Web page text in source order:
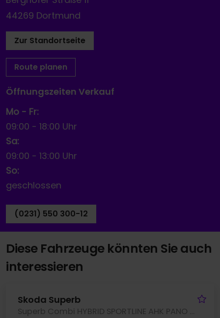
44269 Dortmund
Zur Standortseite
Route planen
Öffnungszeiten Verkauf
Mo - Fr:
09:00 - 18:00 Uhr
Sa:
09:00 - 13:00 Uhr
So:
geschlossen
(0231) 550 300-12
Diese Fahrzeuge könnten Sie auch
interessieren
Skoda Superb
Superb Combi HYBRID SPORTLINE AHK PANO CANTON